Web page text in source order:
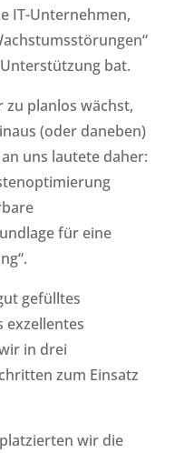
IT-Unternehmen,
bat.
zu planlos wächst,
(oder daneben)
uns lautete daher:
für eine
gefülltes
exzellentes
in drei
zum Einsatz
wir die